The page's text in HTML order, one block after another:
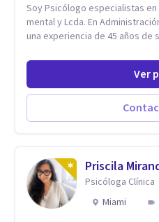
Soy Psicólogo especialistas
mental y Lcda. En Administración de Recursos Humanos con
una experiencia de 45 años de
Ver
Priscila
Psicóloga Clínica
Miami